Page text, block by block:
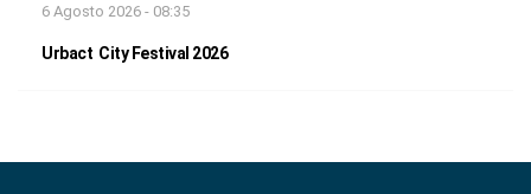
6 Agosto 2026 - 08:35
Urbact City Festival 2026